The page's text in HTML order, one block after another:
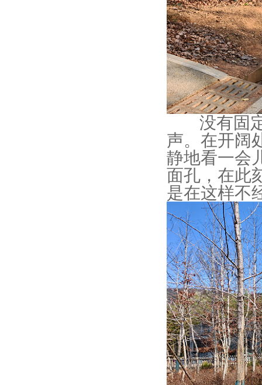
没有固定
声。在开阔
静地看一会
面孔，在此
是在这样不